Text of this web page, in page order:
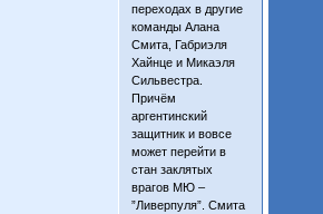
переходах в другие
команды Алана
Смита, Габриэля
Хайнце и Микаэля
Сильвестра.
Причём
аргентинский
защитник и вовсе
может перейти в
стан заклятых
врагов МЮ –
”Ливерпуля”. Смита